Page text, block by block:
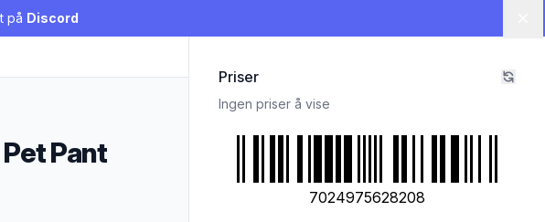
på Discord
Pant
Priser
Ingen priser å vise
7024975628208